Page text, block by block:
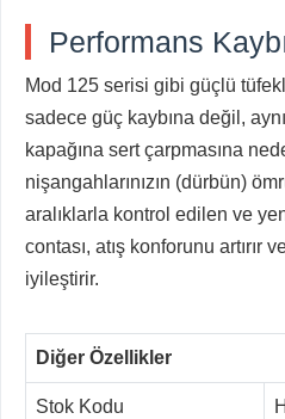
Performans
Mod 125 serisi gibi güçlü
sadece güç kaybına değil,
kapağına sert çarpmasına
nişangahlarınızın (dürbün)
aralıklarla kontrol edilen ve
contası, atış konforunu artırır
iyileştirir.
Diğer Özellikler
Stok Kodu